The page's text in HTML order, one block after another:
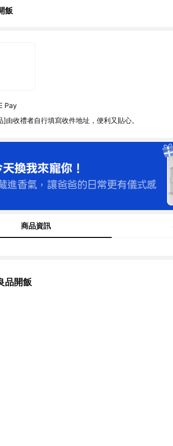
飯
Pay
]由收禮者自行填寫收件地址，便利又貼心。
商品資訊
品開飯